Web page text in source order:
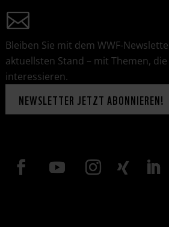
Bleiben Sie mit dem WWF-
aktuellsten Stand – mit Themen, die
interessieren.
NEWSLETTER JETZT ABONNIEREN!